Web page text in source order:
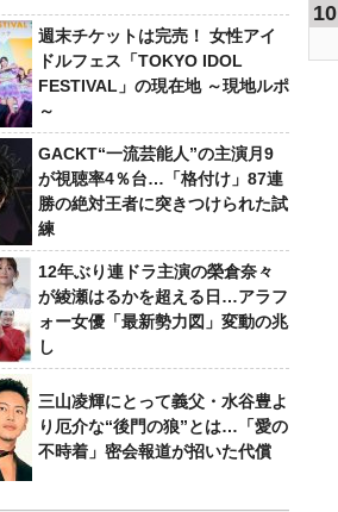
週末チケットは完売！ 女性アイ
ドルフェス「TOKYO IDOL
FESTIVAL」の現在地 ～現地ルポ
～
GACKT“一流芸能人”の主演月9
が視聴率4％台…「格付け」87連
勝の絶対王者に突きつけられた試
練
12年ぶり連ドラ主演の榮倉奈々
が綾瀬はるかを超える日…アラフ
ォー女優「最新勢力図」変動の兆
し
三山凌輝にとって義父・水谷豊よ
り厄介な“後門の狼”とは…「愛の
不時着」密会報道が招いた代償
10